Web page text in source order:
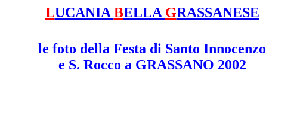
LUCANIA BELLA GRASSANESE
le foto della Festa di Santo Innocenzo
e S. Rocco a GRASSANO 2002